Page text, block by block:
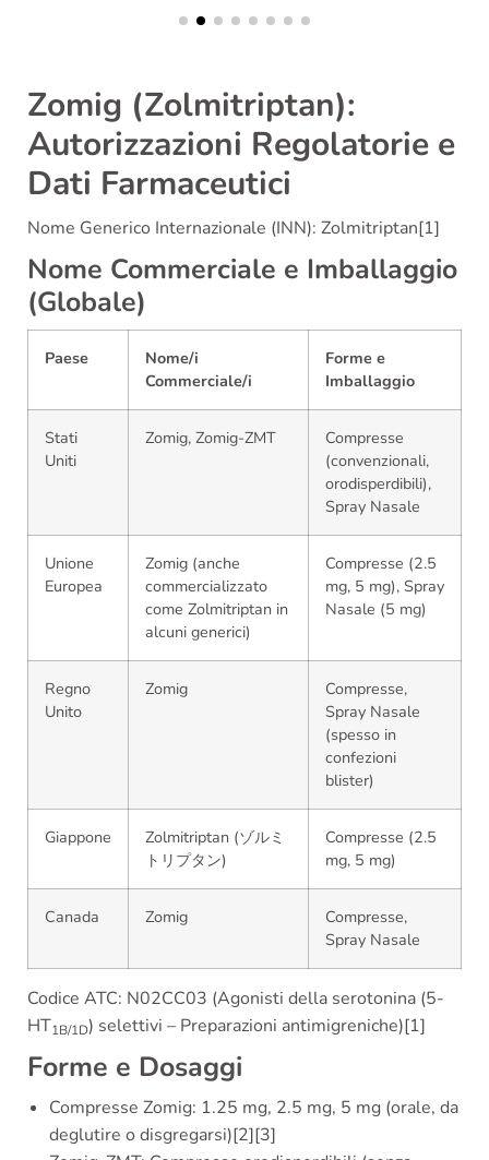
Zomig (Zolmitriptan):
Autorizzazioni Regolatorie e
Dati Farmaceutici
Nome Generico Internazionale (INN): Zolmitriptan[1]
Nome Commerciale e Imballaggio
(Globale)
Paese
Nome/i
Commerciale/i
Forme e
Imballaggio
Stati
Uniti
Zomig, Zomig-ZMT
Compresse
(convenzionali,
orodisperdibili),
Spray Nasale
Unione
Europea
Zomig (anche
commercializzato
come Zolmitriptan in
alcuni generici)
Compresse (2.5
mg, 5 mg), Spray
Nasale (5 mg)
Regno
Unito
Zomig
Compresse,
Spray Nasale
(spesso in
confezioni
blister)
Giappone
Zolmitriptan (ゾルミ
トリプタン)
Compresse (2.5
mg, 5 mg)
Canada Zomig
Compresse,
Spray Nasale
Codice ATC: N02CC03 (Agonisti della serotonina (5-
HT1B/1D) selettivi – Preparazioni antimigreniche)[1]
Forme e Dosaggi
Compresse Zomig: 1.25 mg, 2.5 mg, 5 mg (orale, da
deglutire o disgregarsi)[2][3]